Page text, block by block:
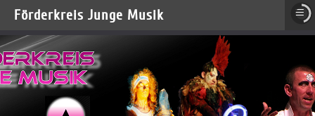
Förderkreis Junge Musik ≡